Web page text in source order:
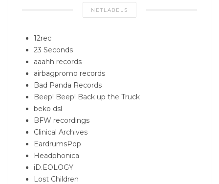
NETLABELS
12rec
23 Seconds
aaahh records
airbagpromo records
Bad Panda Records
Beep! Beep! Back up the Truck
beko dsl
BFW recordings
Clinical Archives
EardrumsPop
Headphonica
iD.EOLOGY
Lost Children